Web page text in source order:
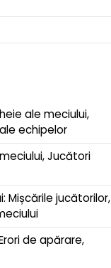
ale meciului,
echipelor
Jucători
Mișcările jucătorilor,
de apărare,